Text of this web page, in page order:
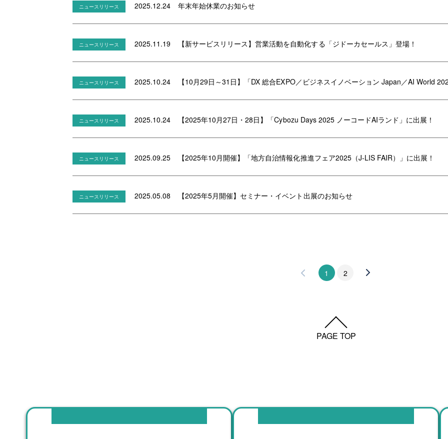
ニュースリリース 2025.12.24 年末年始休業のお知らせ
ニュースリリース 2025.11.19 【新サービスリリース】営業活動を自動化する「ジドーカセールス」登場！
ニュースリリース 2025.10.24 【10月29日～31日】「DX 総合EXPO／ビジネスイノベーション Japan／AI World
ニュースリリース 2025.10.24 【2025年10月27日・28日】「Cybozu Days 2025 ノーコードAIランド」に出展！
ニュースリリース 2025.09.25 【2025年10月開催】「地方自治情報化推進フェア2025（J-LIS FAIR）」に出展！
ニュースリリース 2025.05.08 【2025年5月開催】セミナー・イベント出展のお知らせ
1 2
PAGE TOP